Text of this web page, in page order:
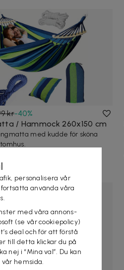
kr-40%
/ Hammock 260x150 cm
med kudde för sköna
personalisera vår
använda våra
med våra annons-
(se vår cookiepolicy)
deal och för att förstå
till detta klickar du på
nej i “Mina val”. Du kan
hemsida.